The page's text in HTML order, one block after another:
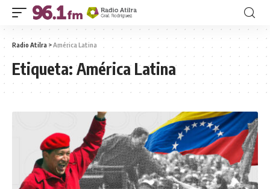
Radio Atilra >América Latina
Etiqueta:América Latina